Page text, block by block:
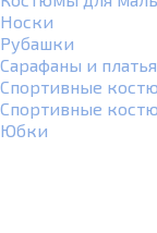
Носки
Рубашки
Сарафаны и платья
Спортивные
Спортивные
Юбки